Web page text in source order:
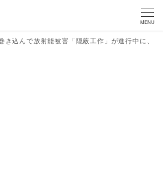
MENU
き込んで放射能被害「隠蔽工作」が進行中に、